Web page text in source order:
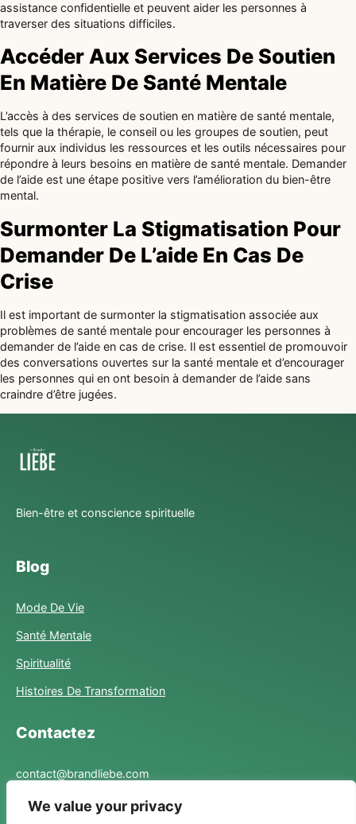
We value your privacy
assistance confidentielle et peuvent aider les personnes à
traverser des situations difficiles.
Accéder Aux Services De Soutien
En Matière De Santé Mentale
L’accès à des services de soutien en matière de santé mentale,
tels que la thérapie, le conseil ou les groupes de soutien, peut
fournir aux individus les ressources et les outils nécessaires pour
répondre à leurs besoins en matière de santé mentale. Demander
de l’aide est une étape positive vers l’amélioration du bien-être
mental.
Surmonter La Stigmatisation Pour
Demander De L’aide En Cas De
Crise
Il est important de surmonter la stigmatisation associée aux
problèmes de santé mentale pour encourager les personnes à
demander de l’aide en cas de crise. Il est essentiel de promouvoir
des conversations ouvertes sur la santé mentale et d’encourager
les personnes qui en ont besoin à demander de l’aide sans
craindre d’être jugées.
Bien-être et conscience spirituelle
Blog
Mode De Vie
Santé Mentale
Spiritualité
Histoires De Transformation
Contactez
contact@brandliebe.com
Liens